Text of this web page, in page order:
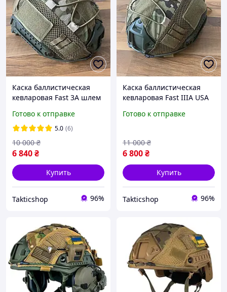
Каска баллистическая
кевларовая Fast 3A шлем
L M
Готово к отправке
5.0 (6)
6 840₴
10 000 ₴
Купить
Takticshop 96%
Каска баллистическая
кевларовая Fast IIIA USA
Готово к отправке
6 800₴
11 000 ₴
Купить
Takticshop 96%